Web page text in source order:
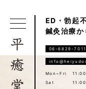
ED・勃起
鍼灸治療
06-6829-7011
Mon~Fri
Sat